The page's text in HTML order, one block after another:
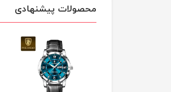
محصولات پیشنهادی